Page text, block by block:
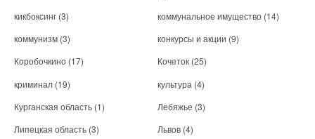
кикбоксинг (3) коммунальное имущество (14)
коммунизм (3) конкурсы и акции (9)
Коробочкино (17) Кочеток (25)
криминал (19) культура (4)
Курганская область (1) Лебяжье (3)
Липецкая область (3) Львов (4)